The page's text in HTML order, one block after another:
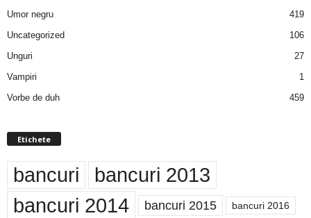
Umor negru
419
Uncategorized
106
Unguri
27
Vampiri
1
Vorbe de duh
459
Etichete
bancuri bancuri 2013
bancuri 2014 bancuri 2015 bancuri 2016